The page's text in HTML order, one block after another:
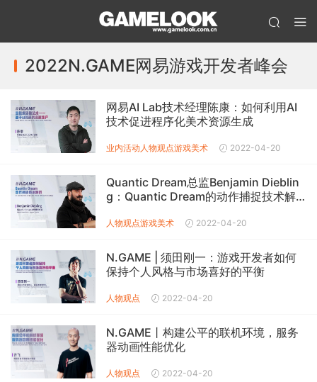
2022N.GAME网易游戏开发者峰会
网易AI Lab技术经理陈康：如何利用AI
技术促进程序化美术资源生成
业内活动 人物观点游戏美术 2022-04-20
Quantic Dream总监Benjamin Dieblin
g：Quantic Dream的动作捕捉技术解
人物观点游戏美术 2022-04-20
N.GAME | 须田刚一：游戏开发者如何
保持个人风格与市场喜好的平衡
人物观点 2022-04-20
N.GAME丨构建公平的联机环境，服务
器动画性能优化
人物观点 2022-04-20